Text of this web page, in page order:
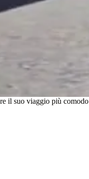
il suo viaggio più comodo